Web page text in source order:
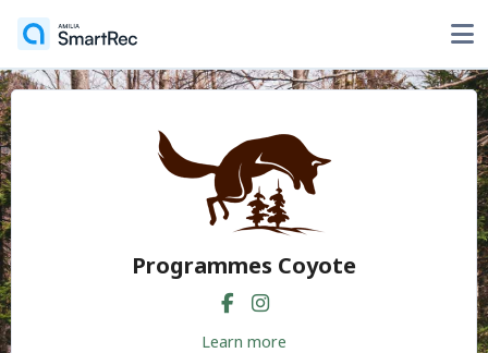
Programmes Coyote
Learn more